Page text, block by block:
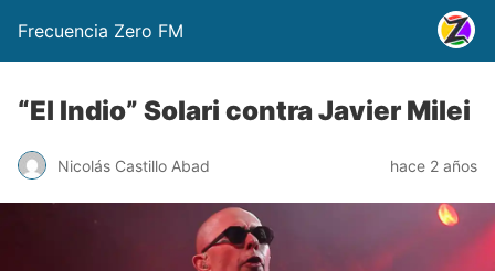
Frecuencia Zero FM
“El Indio” Solari contra Javier Milei
Nicolás Castillo Abad hace 2 años